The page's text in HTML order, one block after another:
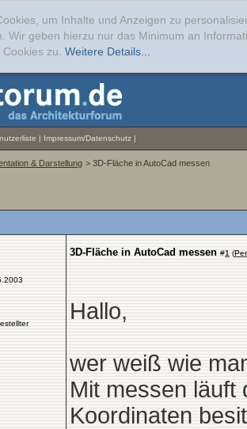
um Inhalte und Anzeigen zu
Wir geben hierzu nur das Minimum an
zu. Weitere Details...
| Impressum/Datenschutz |
& Darstellung > 3D-Fläche in AutoCad messen
3D-Fläche in AutoCad messen #1 (
Hallo,
wer weiß wie
Mit messen läuft
Koordinaten